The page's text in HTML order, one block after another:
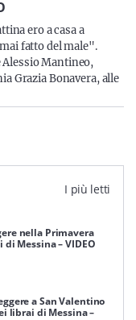
ero a casa a
fatto del male".
Mantineo,
Grazia Bonavera, alle
I più letti
nella Primavera
Messina – VIDEO
a San Valentino
librai di Messina –